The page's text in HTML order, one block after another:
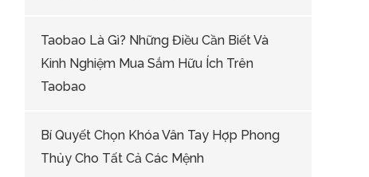
Taobao Là Gì? Những Điều Cần Biết Và
Kinh Nghiệm Mua Sắm Hữu Ích Trên
Taobao
Bí Quyết Chọn Khóa Vân Tay Hợp Phong
Thủy Cho Tất Cả Các Mệnh